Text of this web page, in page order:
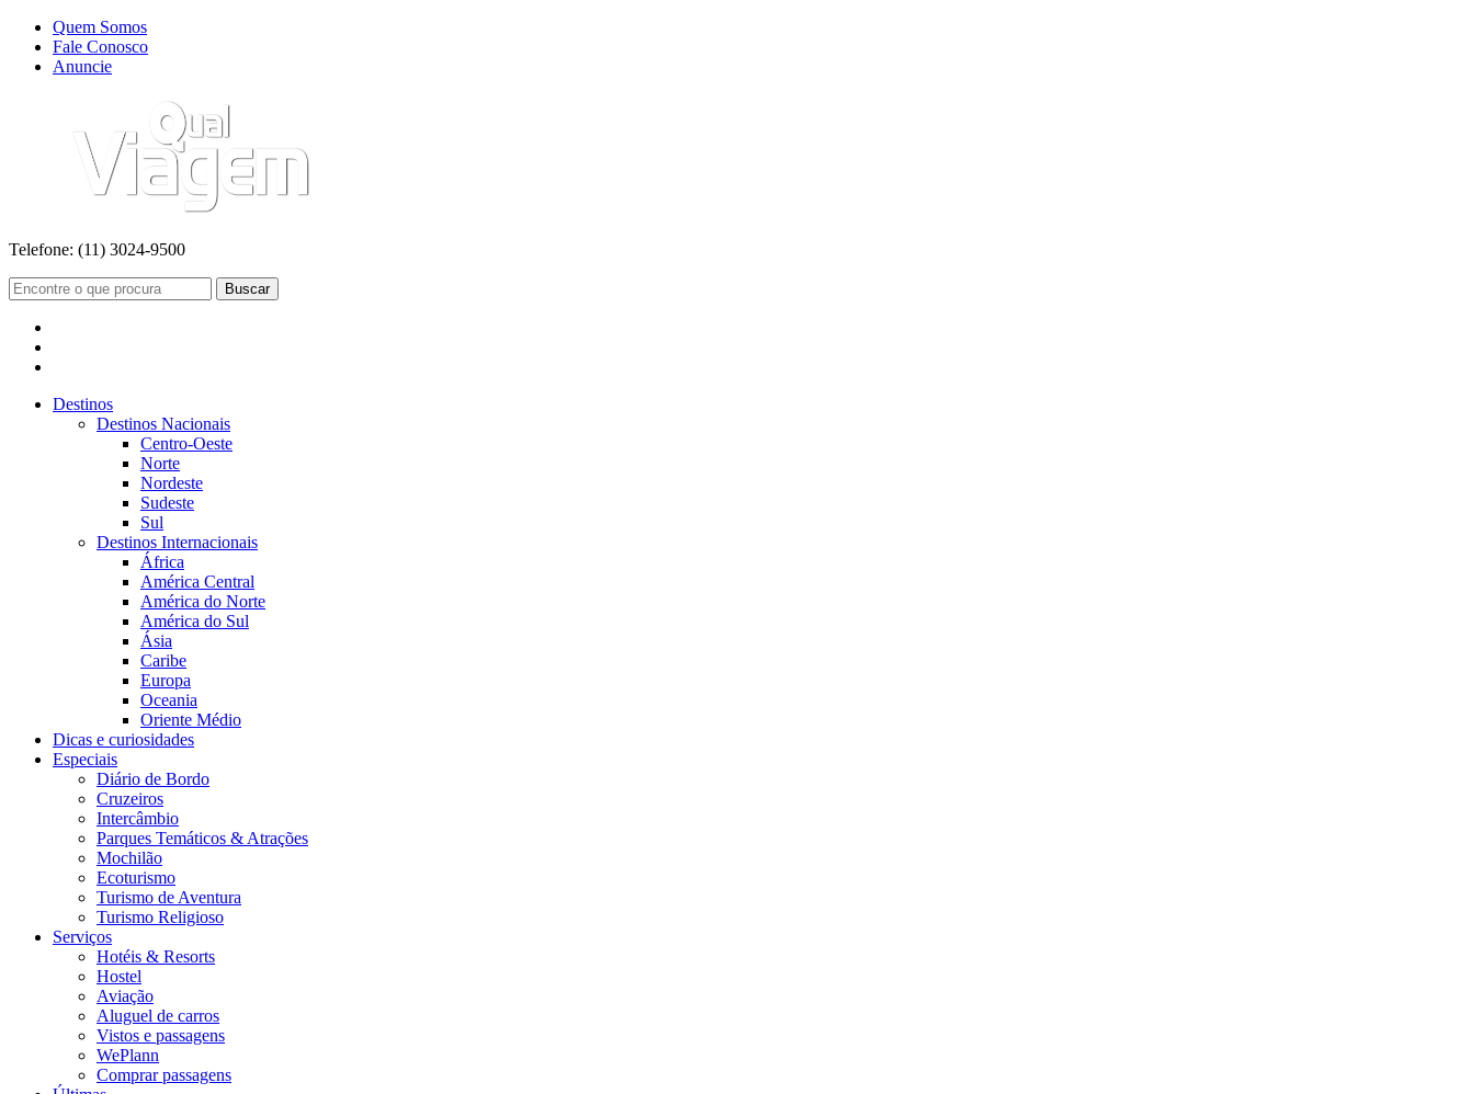
Quem Somos
Fale Conosco
Anuncie
Telefone: (11) 3024-9500
Buscar
Destinos
Destinos Nacionais
Centro-Oeste
Norte
Nordeste
Sudeste
Sul
Destinos Internacionais
África
América Central
América do Norte
América do Sul
Ásia
Caribe
Europa
Oceania
Oriente Médio
Dicas e curiosidades
Especiais
Diário de Bordo
Cruzeiros
Intercâmbio
Parques Temáticos & Atrações
Mochilão
Ecoturismo
Turismo de Aventura
Turismo Religioso
Serviços
Hotéis & Resorts
Hostel
Aviação
Aluguel de carros
Vistos e passagens
WePlann
Comprar passagens